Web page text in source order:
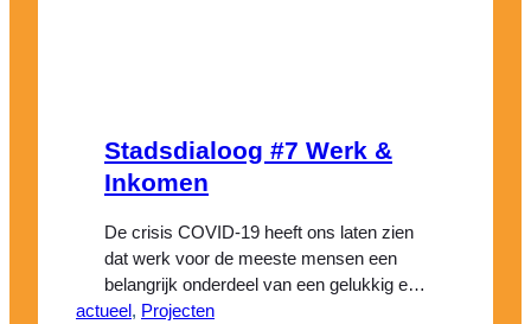
Stadsdialoog #7 Werk &
Inkomen
De crisis COVID-19 heeft ons laten zien
dat werk voor de meeste mensen een
belangrijk onderdeel van een gelukkig en
zinvol leven is. Meedoen, participeren,
actueel , Projecten